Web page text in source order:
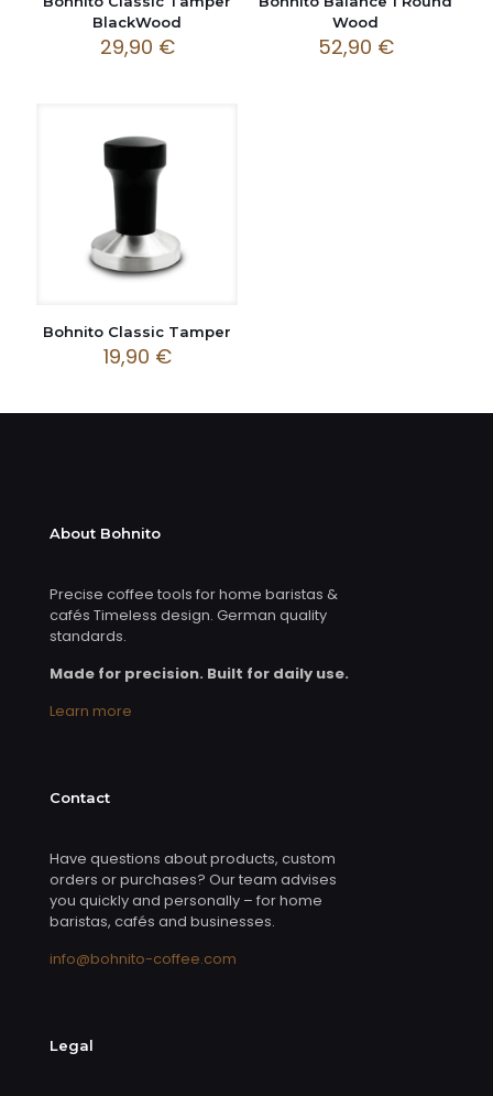
BlackWood
29,90 €
Wood
52,90 €
Bohnito Classic Tamper
19,90 €
About Bohnito
Precise coffee tools for home baristas &
cafés Timeless design. German quality
standards.
Made for precision. Built for daily use.
Learn more
Contact
Have questions about products, custom
orders or purchases? Our team advises
you quickly and personally – for home
baristas, cafés and businesses.
info@bohnito-coffee.com
Legal